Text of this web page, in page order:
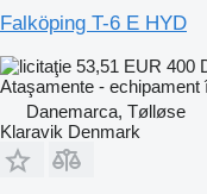
Falköping T-6 E HYD
53,51 EUR 400
Ataşamente -
Danemarca, Tølløse
Klaravik Denmark